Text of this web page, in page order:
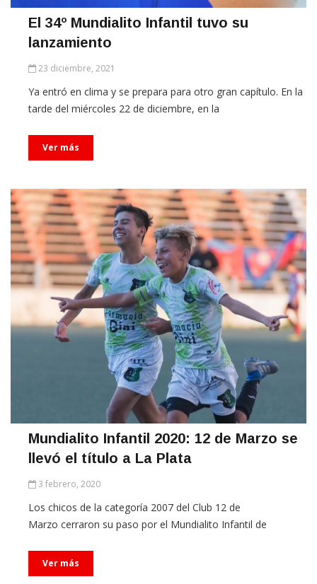
El 34º Mundialito Infantil tuvo su
lanzamiento
23 diciembre, 2021
Ya entró en clima y se prepara para otro gran capítulo. En la
tarde del miércoles 22 de diciembre, en la
Ver más
Mundialito Infantil 2020: 12 de Marzo se
llevó el título a La Plata
3 febrero, 2020
Los chicos de la categoría 2007 del Club 12 de
Marzo cerraron su paso por el Mundialito Infantil de
Ver más